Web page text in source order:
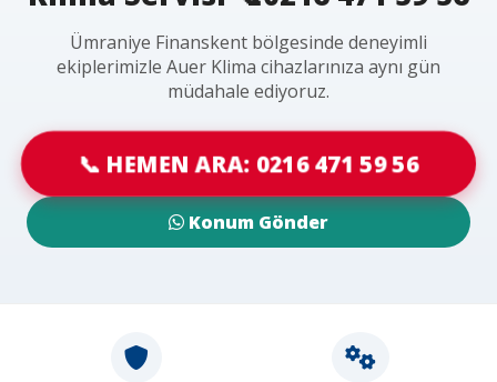
Ümraniye Finanskent bölgesinde deneyimli
ekiplerimizle Auer Klima cihazlarınıza aynı gün
müdahale ediyoruz.
📞 HEMEN ARA: 0216 471 59 56
Konum Gönder